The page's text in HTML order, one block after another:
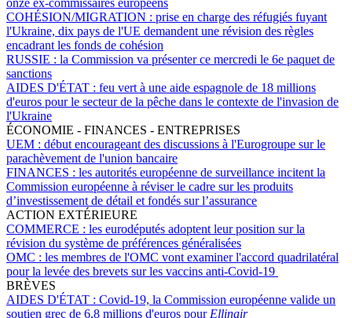
COHÉSION/MIGRATION : prise en charge des réfugiés fuyant
l'Ukraine, dix pays de l'UE demandent une révision des règles
encadrant les fonds de cohésion
RUSSIE : la Commission va présenter ce mercredi le 6e paquet de
sanctions
AIDES D'ÉTAT : feu vert à une aide espagnole de 18 millions
d'euros pour le secteur de la pêche dans le contexte de l'invasion de
l'Ukraine
ÉCONOMIE - FINANCES - ENTREPRISES
UEM : début encourageant des discussions à l'Eurogroupe sur le
parachèvement de l'union bancaire
FINANCES : les autorités européenne de surveillance incitent la
Commission européenne à réviser le cadre sur les produits
d’investissement de détail et fondés sur l’assurance
ACTION EXTÉRIEURE
COMMERCE : les eurodéputés adoptent leur position sur la
révision du système de préférences généralisées
OMC : les membres de l'OMC vont examiner l'accord quadrilatéral
pour la levée des brevets sur les vaccins anti-Covid-19
BRÈVES
AIDES D'ÉTAT : Covid-19, la Commission européenne valide un
soutien grec de 6,8 millions d'euros pour Ellinair